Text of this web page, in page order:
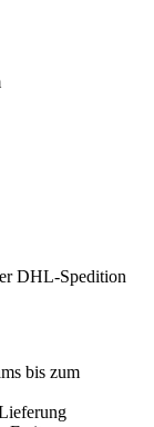
bis zum